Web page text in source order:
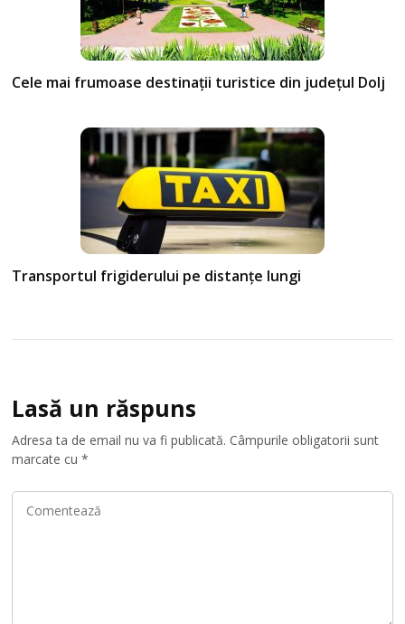
Cele mai frumoase destinații turistice din județul Dolj
Transportul frigiderului pe distanțe lungi
Lasă un răspuns
Adresa ta de email nu va fi publicată. Câmpurile obligatorii sunt
marcate cu*